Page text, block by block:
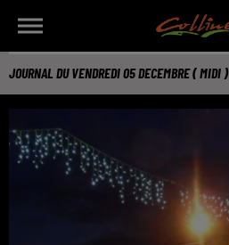
JOURNAL DU VENDREDI 05 DECEMBRE ( MIDI )